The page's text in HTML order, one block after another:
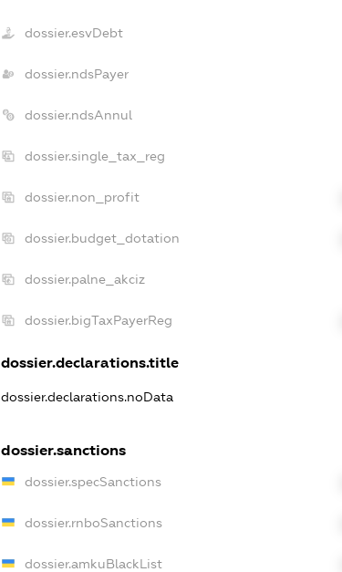
dossier.esvDebt
dossier.ndsPayer
dossier.ndsAnnul
dossier.single_tax_reg
dossier.non_profit
dossier.budget_dotation
dossier.palne_akciz
dossier.bigTaxPayerReg
dossier.declarations.title
dossier.declarations.noData
dossier.sanctions
dossier.specSanctions
dossier.rnboSanctions
dossier.amkuBlackList